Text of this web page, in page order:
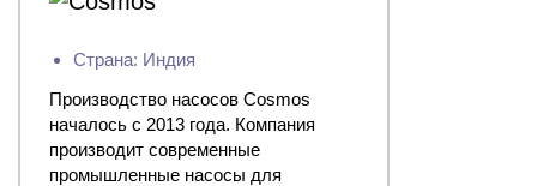
Страна: Индия
Производство насосов Cosmos
началось с 2013 года. Компания
производит современные
промышленные насосы для